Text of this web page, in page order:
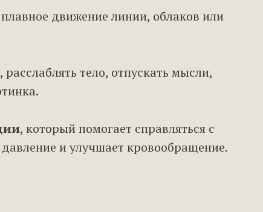
движение линии, облаков или
тело, отпускать мысли,
, который помогает справляться с
и улучшает кровообращение.